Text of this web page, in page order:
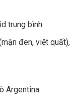
trung bình.
đen, việt quất),
Argentina.